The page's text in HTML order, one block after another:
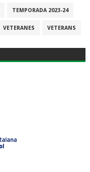
TEMPORADA 2023-24
VETERANES VETERANS